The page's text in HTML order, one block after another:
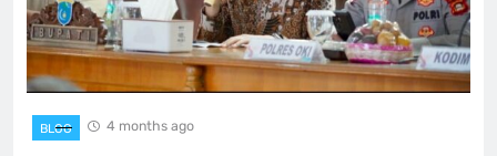
BLOG 4 months ago